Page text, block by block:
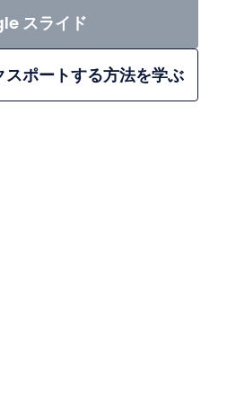
スライド
ポートする方法を学ぶ